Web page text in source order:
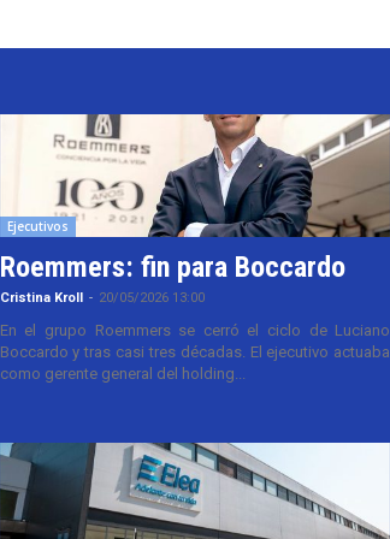
Ejecutivos
Roemmers: fin para Boccardo
Cristina Kroll - 20/05/2026 13:00
En el grupo Roemmers se cerró el ciclo de Luciano
Boccardo y tras casi tres décadas. El ejecutivo actuaba
como gerente general del holding...